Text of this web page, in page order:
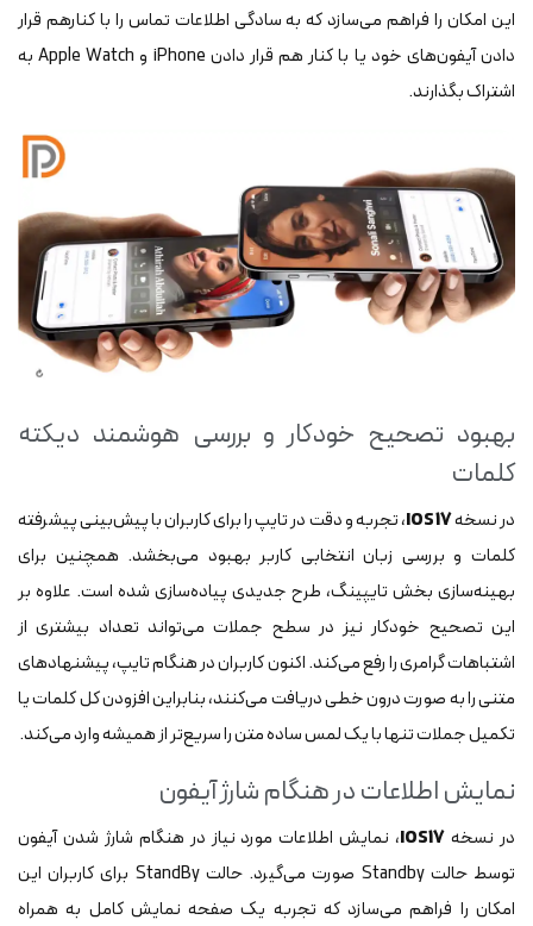
این امکان را فراهم می‌سازد که به سادگی اطلاعات تماس را با کنارهم قرار
دادن آیفون‌های خود یا با کنار هم قرار دادن iPhone و Apple Watch به
اشتراک بگذارند.
بهبود تصحیح خودکار و بررسی هوشمند دیکته
کلمات
در نسخهIOS 17، تجربه و دقت در تایپ را برای کاربران با پیش‌بینی پیشرفته
کلمات و بررسی زبان انتخابی کاربر بهبود می‌بخشد. همچنین برای
بهینه‌سازی بخش تایپینگ، طرح جدیدی پیاده‌سازی شده است. علاوه بر
این تصحیح خودکار نیز در سطح جملات می‌تواند تعداد بیشتری از
اشتباهات گرامری را رفع می‌کند. اکنون کاربران در هنگام تایپ، پیشنهادهای
متنی را به صورت درون خطی دریافت می‌کنند، بنابراین افزودن کل کلمات یا
تکمیل جملات تنها با یک لمس ساده متن را سریع‌تر از همیشه وارد می‌کند.
نمایش اطلاعات در هنگام شارژ آیفون
در نسخه IOS17، نمایش اطلاعات مورد نیاز در هنگام شارژ شدن آیفون
توسط حالت Standby صورت می‌گیرد. حالت StandBy برای کاربران این
امکان را فراهم می‌سازد که تجربه یک صفحه نمایش کامل به همراه